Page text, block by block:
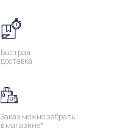
Быстрая
доставка
Заказ можно забрать
в магазине*